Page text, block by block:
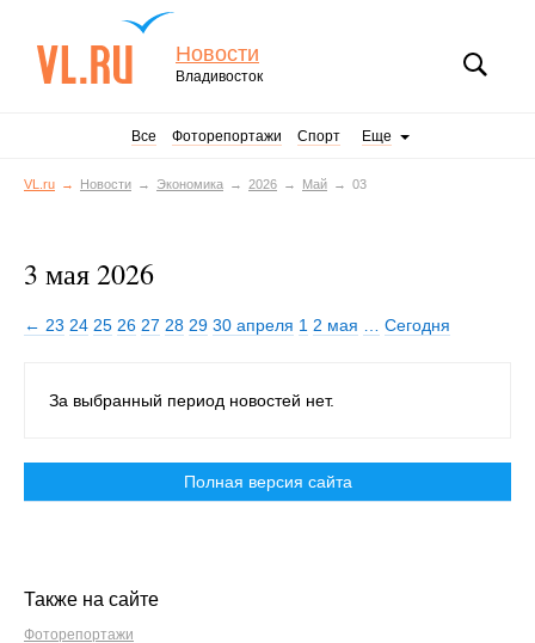
Новости
Владивосток
Все Фоторепортажи Спорт Еще
VL.ru Новости Экономика 2026 Май 03
3 мая 2026
← 23 24 25 26 27 28 29 30 апреля 1 2 мая Сегодня
За выбранный период новостей нет.
Полная версия сайта
Также на сайте
Фоторепортажи